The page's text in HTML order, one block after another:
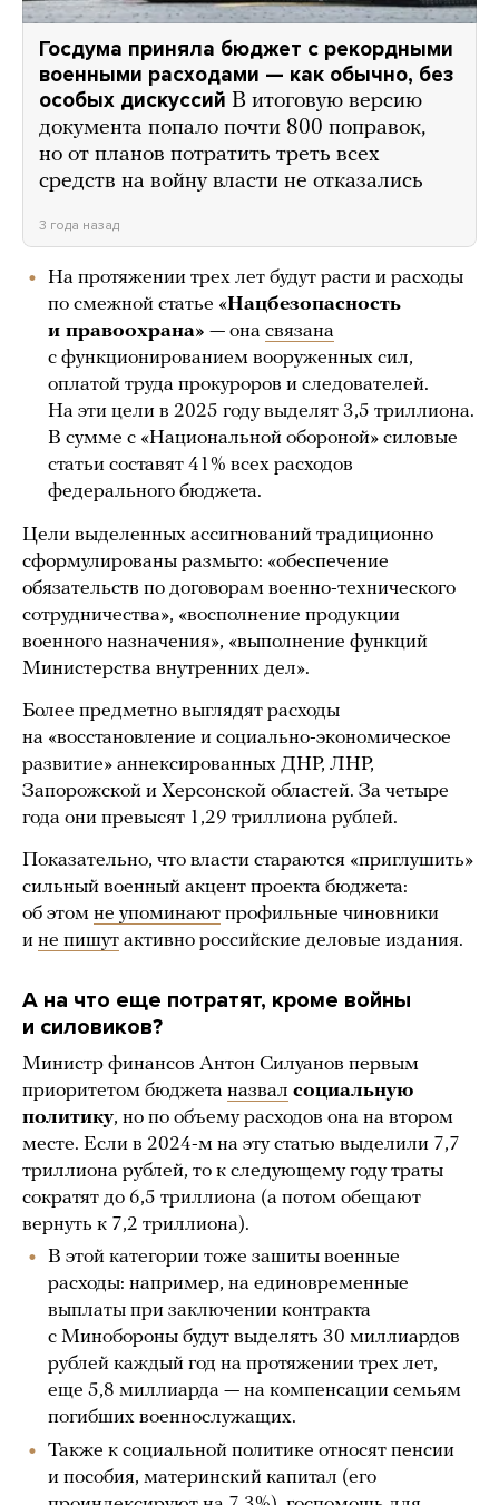
Госдума приняла бюджет с рекордными
военными расходами — как обычно, без
особых дискуссий В итоговую версию
документа попало почти 800 поправок,
но от планов потратить треть всех
средств на войну власти не отказались
3 года назад
На протяжении трех лет будут расти и расходы
по смежной статье «Нацбезопасность
и правоохрана» — она связана
с функционированием вооруженных сил,
оплатой труда прокуроров и следователей.
На эти цели в 2025 году выделят 3,5 триллиона.
В сумме с «Национальной обороной» силовые
статьи составят 41% всех расходов
федерального бюджета.
Цели выделенных ассигнований традиционно
сформулированы размыто: «обеспечение
обязательств по договорам военно-технического
сотрудничества», «восполнение продукции
военного назначения», «выполнение функций
Министерства внутренних дел».
Более предметно выглядят расходы
на «восстановление и социально-экономическое
развитие» аннексированных ДНР, ЛНР,
Запорожской и Херсонской областей. За четыре
года они превысят 1,29 триллиона рублей.
Показательно, что власти стараются «приглушить»
сильный военный акцент проекта бюджета:
об этом не упоминают профильные чиновники
и не пишут активно российские деловые издания.
А на что еще потратят, кроме войны
и силовиков?
Министр финансов Антон Силуанов первым
приоритетом бюджета назвал социальную
политику, но по объему расходов она на втором
месте. Если в 2024-м на эту статью выделили 7,7
триллиона рублей, то к следующему году траты
сократят до 6,5 триллиона (а потом обещают
вернуть к 7,2 триллиона).
В этой категории тоже зашиты военные
расходы: например, на единовременные
выплаты при заключении контракта
с Минобороны будут выделять 30 миллиардов
рублей каждый год на протяжении трех лет,
еще 5,8 миллиарда — на компенсации семьям
погибших военнослужащих.
Также к социальной политике относят пенсии
и пособия, материнский капитал (его